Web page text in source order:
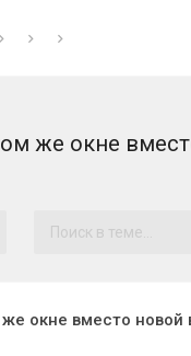
же окне
окне вместо новой